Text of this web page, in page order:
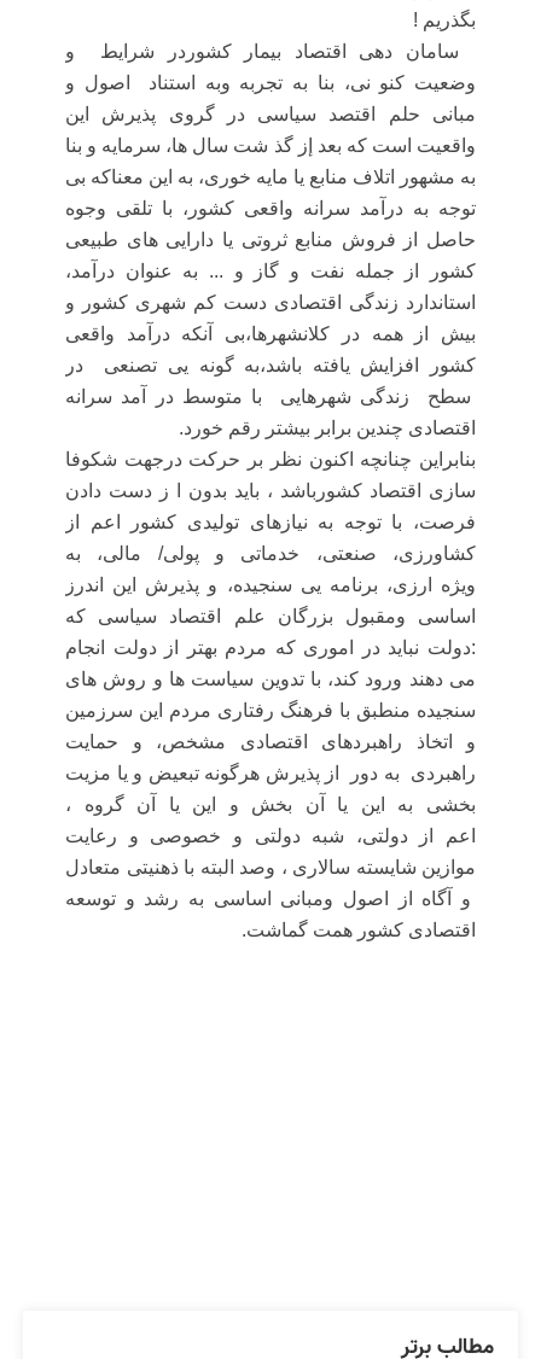
بگذریم !
سامان دهى اقتصاد بیمار کشوردر شرایط و
وضعیت کنو نى، بنا به تجربه وبه استناد اصول و
مبانی حلم اقتصد سیاسی در گروى پذیرش این
واقعیت است که بعد إز گذ شت سال ها، سرمایه و بنا
به مشهور اتلاف منابع یا مایه خورى، به این معناکه بى
توجه به درآمد سرانه واقعى کشور، با تلقى وجوه
حاصل از فروش منابع ثروتی یا دارایى هاى طبیعى
کشور از جمله نفت و گاز و ... به عنوان درآمد،
استاندارد زندگى اقتصادى دست کم شهرى کشور و
بیش از همه در کلانشهرها،بى آنکه درآمد واقعى
کشور افزایش یافته باشد،به گونه یی تصنعی در
سطح زندگى شهرهایی با متوسط در آمد سرانه
اقتصادى چندین برابر بیشتر رقم خورد.
بنابراین چنانچه اکنون نظر بر حرکت درجهت شکوفا
سازی اقتصاد کشورباشد ، باید بدون ا ز دست دادن
فرصت، با توجه به نیازهاى تولیدى کشور اعم از
کشاورزى، صنعتى، خدماتى و پولى/ مالى، به
ویژه
ارزى، برنامه یی سنجیده، و پذیرش این اندرز
اساسی ومقبول بزرگان علم اقتصاد سیاسی که
:دولت نباید در اموری که مردم بهتر از دولت انجام
می دهند ورود کند، با تدوین سیاست ها و روش های
سنجیده منطبق با فرهنگ رفتاری مردم این سرزمین
و اتخاذ راهبردهاى اقتصادى مشخص، و حمایت
راهبردى به دور از پذیرش هرگونه تبعیض و یا مزیت
بخشى به این یا آن بخش و این یا آن گروه ،
اعم از دولتى، شبه دولتى و خصوصى و رعایت
موازین شایسته سالارى ، وصد البته با ذهنیتى متعادل
و آگاه از اصول ومبانی اساسی به رشد و توسعه
اقتصادى کشور همت گماشت.
مطالب برتر